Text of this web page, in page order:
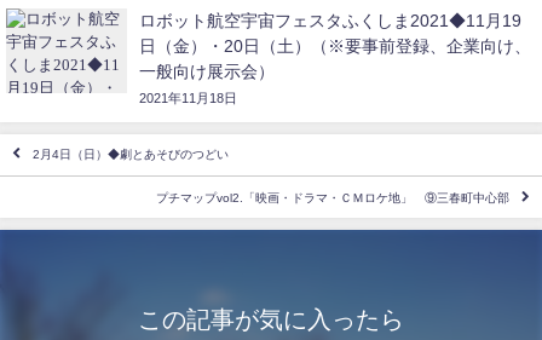
ロボット航空宇宙フェスタふくしま2021◆11月19
日（金）・20日（土）（※要事前登録、企業向け、
一般向け展示会）
2021年11月18日
2月4日（日）◆劇とあそびのつどい
プチマップvol2.「映画・ドラマ・ＣＭロケ地」 ⑨三春町中心部
この記事が気に入ったら